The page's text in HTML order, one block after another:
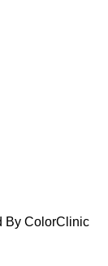
By ColorClinic